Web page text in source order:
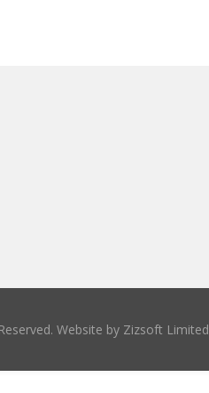
Website by Zizsoft Limited